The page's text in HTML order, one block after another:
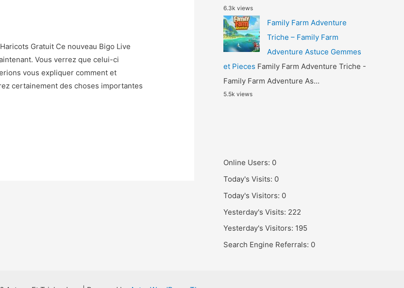
Gratuit Ce nouveau Bigo Live
Vous verrez que celui-ci
vous expliquer comment et
certainement des choses importantes
6.3k views
Family Farm Adventure
Triche – Family Farm
Adventure Astuce Gemmes
et Pieces Family Farm Adventure Triche -
Family Farm Adventure As...
5.5k views
Online Users: 0
Today's Visits: 0
Today's Visitors: 0
Yesterday's Visits: 222
Yesterday's Visitors: 195
Search Engine Referrals: 0